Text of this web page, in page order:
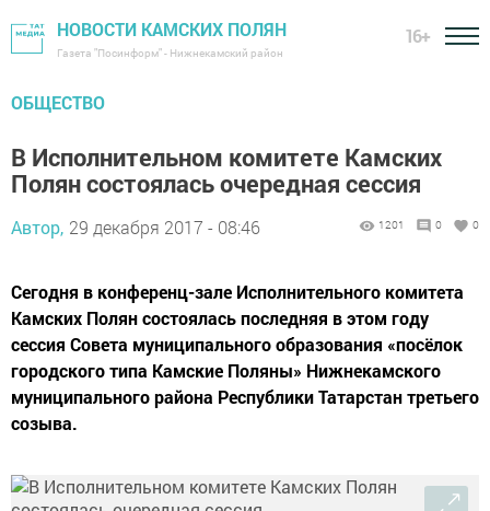
НОВОСТИ КАМСКИХ ПОЛЯН
Газета "Посинформ" - Нижнекамский район
16+
ОБЩЕСТВО
В Исполнительном комитете Камских
Полян состоялась очередная сессия
Автор, 29 декабря 2017 - 08:46 1201 0 0
Сегодня в конференц-зале Исполнительного комитета
Камских Полян состоялась последняя в этом году
сессия Совета муниципального образования «посёлок
городского типа Камские Поляны» Нижнекамского
муниципального района Республики Татарстан третьего
созыва.